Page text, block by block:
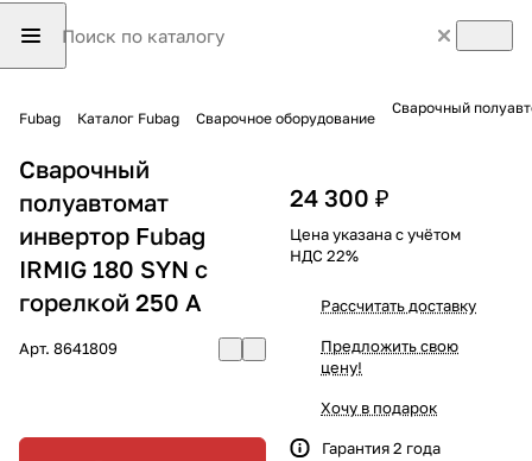
Fubag Каталог Fubag Сварочное оборудование
Сварочный
Сварочный
полуавтомат
инвертор Fubag
IRMIG 180 SYN с
горелкой 250 А
Арт. 8641809
24 300 ₽
Цена указана с учётом
НДС 22%
Рассчитать доставку
Предложить свою
цену!
Хочу в подарок
Гарантия 2 года